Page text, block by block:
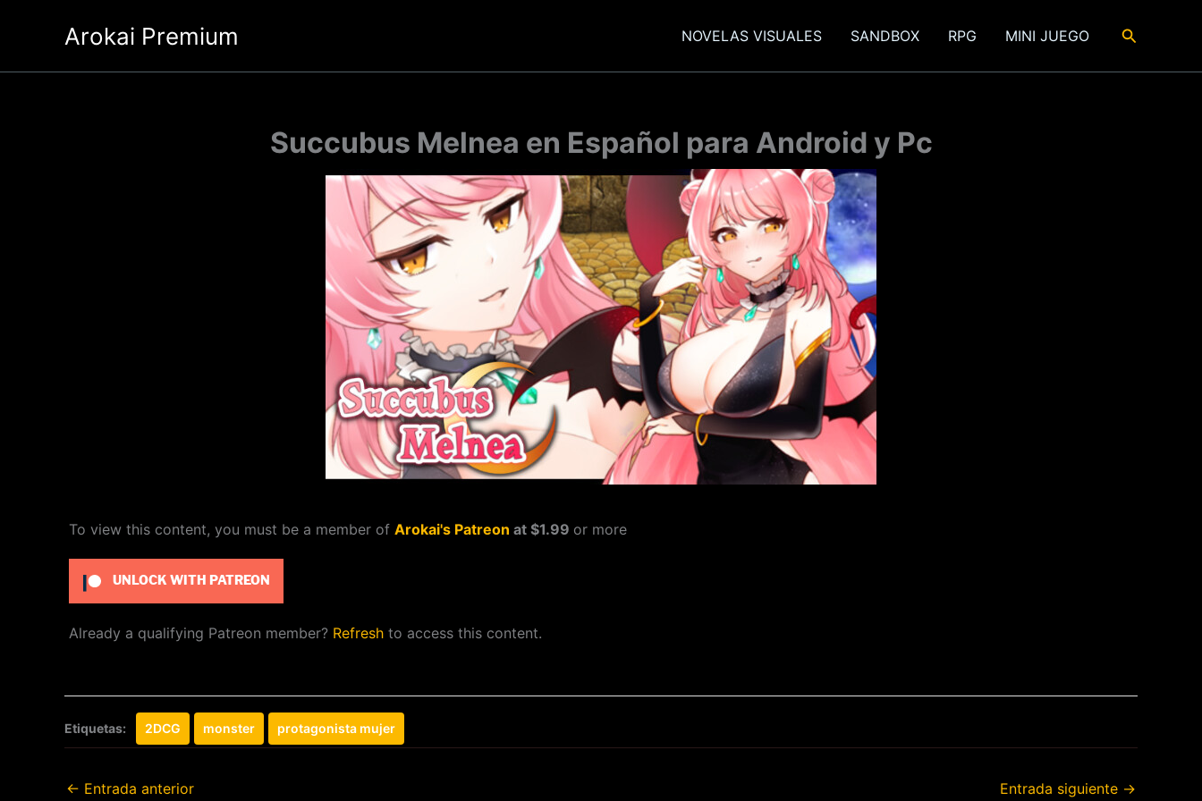
Arokai Premium NOVELAS VISUALES SANDBOX RPG MINI JUEGO Buscar
Succubus Melnea en Español para Android y Pc
To view this content, you must be a member of Arokai's Patreon at $1.99 or more
UNLOCK WITH PATREON
Already a qualifying Patreon member? Refresh to access this content.
Etiquetas: 2DCG monster protagonista mujer
← Entrada anterior Entrada siguiente →